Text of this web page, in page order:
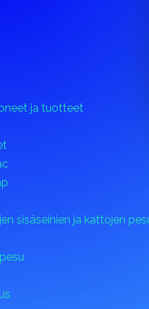
ja tuotteet
sisäseinien ja kattojen